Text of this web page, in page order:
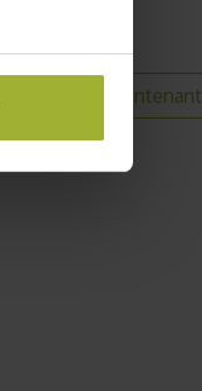
Acheter maintenant